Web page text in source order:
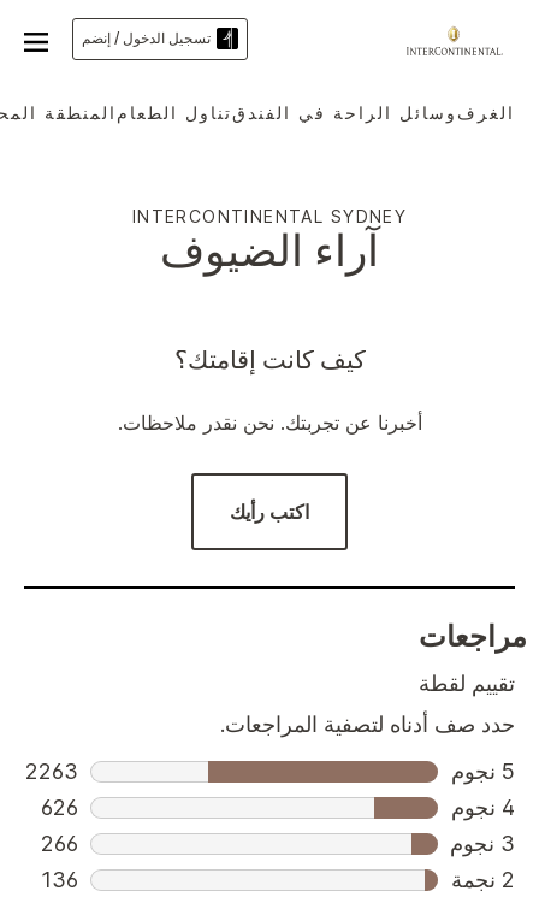
تسجيل الدخول / إنضم
الغرف وسائل الراحة في الفندقتناول الطعام المنطقة
INTERCONTINENTAL SYDNEY
آراء الضيوف
كيف كانت إقامتك؟
أخبرنا عن تجربتك. نحن نقدر ملاحظات.
اكتب رأيك